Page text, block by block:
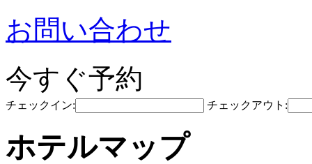
お問い合わせ
今すぐ予約
チェックイン: チェックアウト:
ホテルマップ